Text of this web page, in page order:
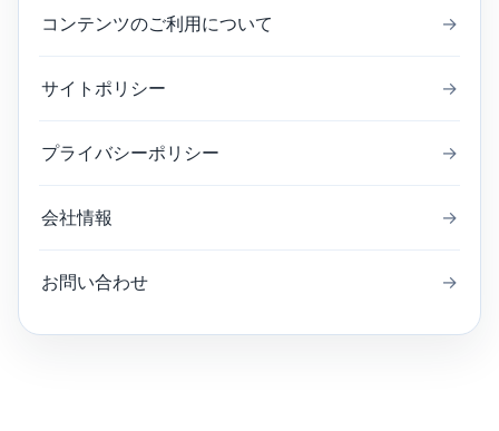
コンテンツのご利用について →
サイトポリシー →
プライバシーポリシー →
会社情報 →
お問い合わせ →